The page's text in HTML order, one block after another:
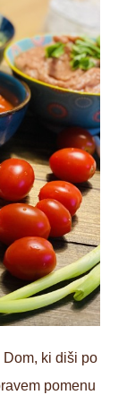
ki diši po
pomenu